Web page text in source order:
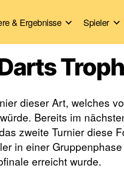
& Ergebnisse Spieler
dieser Art, welches
Bereits im
zweite Turnier diese
in einer
erreicht wurde.